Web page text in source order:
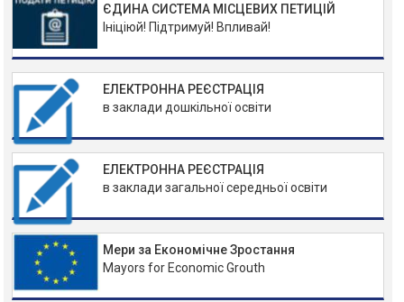
ЄДИНА СИСТЕМА МІСЦЕВИХ ПЕТИЦІЙ
Ініціюй! Підтримуй! Впливай!
ЕЛЕКТРОННА РЕЄСТРАЦІЯ
в заклади дошкільної освіти
ЕЛЕКТРОННА РЕЄСТРАЦІЯ
в заклади загальної середньої освіти
Мери за Економічне Зростання
Mayors for Economic Grouth